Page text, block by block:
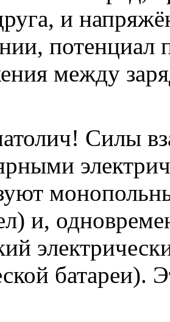
и
потенциал
между
Силы
и,
батареи).